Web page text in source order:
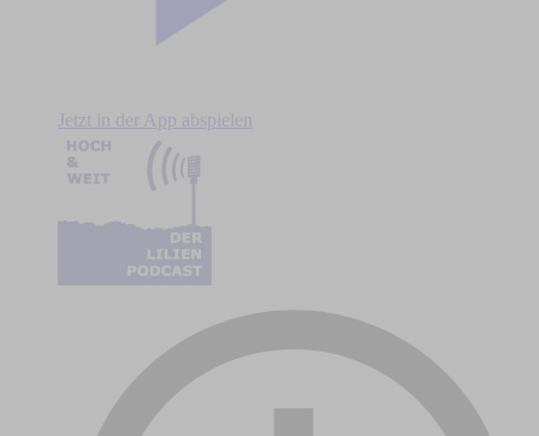
Jetzt in der App abspielen